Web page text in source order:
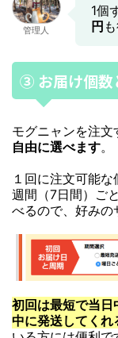
管理人
1個
円
③ お届け個数
モグニャンを注文
自由に選べます。
１回に注文可能
週間（7日間）ご
べるので、好みの
初回は最短で当
中に発送してくれ